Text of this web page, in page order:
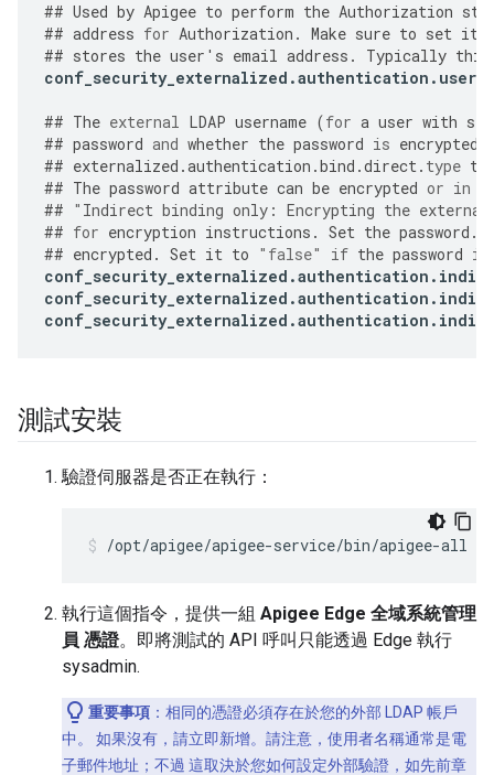
## Used by Apigee to perform the Authorization
## address for Authorization . Make sure to set it
## stores the user ' s email address . Typically this
conf_security_externalized .authentication . user
## The external LDAP username (for a user with
## password and whether the password is encrypted
## externalized .authentication .bind .direct. type to
## The password attribute can be encrypted or in
## " Indirect binding only: Encrypting the external
## for encryption instructions . Set the password .
## encrypted . Set it to "false" if the password is
conf_security_externalized .authentication .
conf_security_externalized .authentication .
conf_security_externalized .authentication .
測試安裝
驗證伺服器是否正在執行：
/opt/apigee/apigee-service/bin/apigee-all
執行這個指令，提供一組 Apigee Edge 全域系統管理
員 憑證。即將測試的 API 呼叫只能透過 Edge 執行
sysadmin.
重要事項 ：相同的憑證必須存在於您的外部 LDAP 帳戶
中。 如果沒有，請立即新增。請注意，使用者名稱通常是電
子郵件地址；不過 這取決於您如何設定外部驗證，如先前章